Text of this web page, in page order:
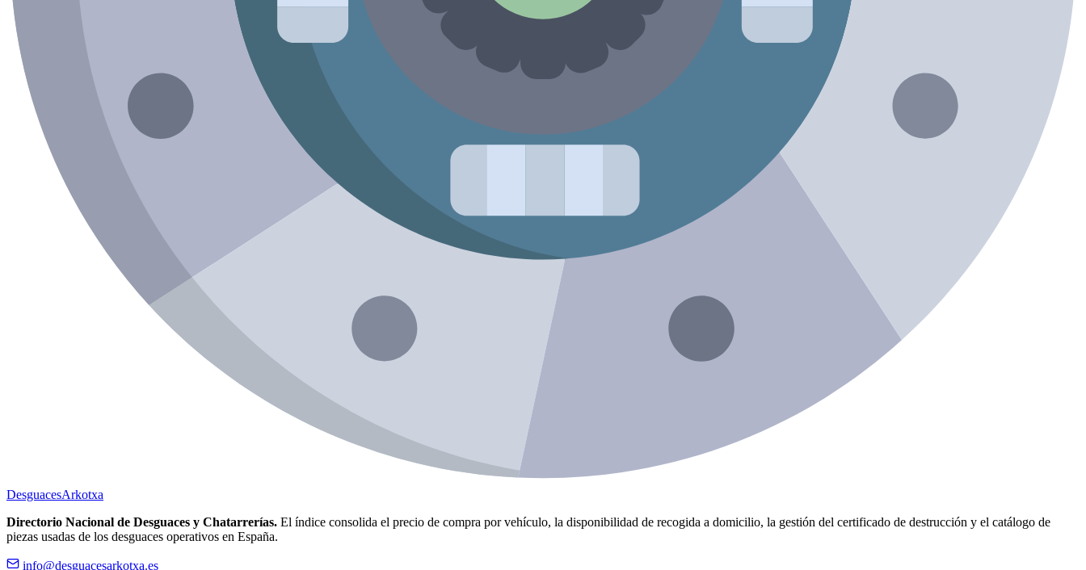
DesguacesArkotxa
Directorio Nacional de Desguaces y Chatarrerías. El índice consolida el precio de compra por vehículo, la disponibilidad de recogida a domicilio, la gestión del certificado de destrucción y el catálogo de
piezas usadas de los desguaces operativos en España.
info@desguacesarkotxa.es